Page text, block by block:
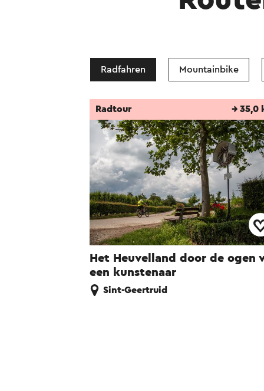
Radfahren Mountainbike
Het Heuvelland door de ogen
een kunstenaar
Radtour → 35,0
Sint-Geertruid